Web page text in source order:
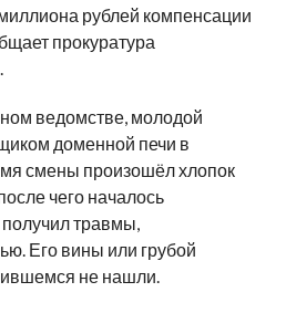
рублей компенсации
прокуратура
ведомстве, молодой
доменной печи в
смены произошёл хлопок
чего началось
получил травмы,
Его вины или грубой
не нашли.